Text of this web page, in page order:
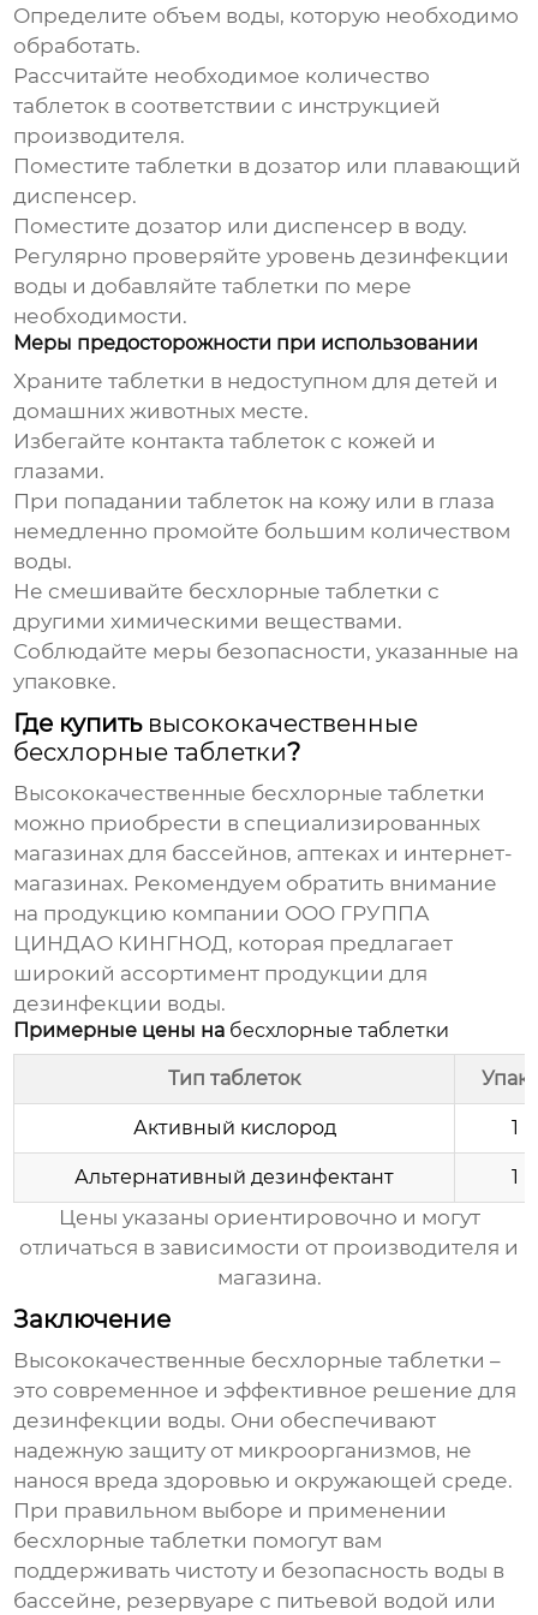
Определите объем воды, которую необходимо
обработать.
Рассчитайте необходимое количество
таблеток в соответствии с инструкцией
производителя.
Поместите таблетки в дозатор или плавающий
диспенсер.
Поместите дозатор или диспенсер в воду.
Регулярно проверяйте уровень дезинфекции
воды и добавляйте таблетки по мере
необходимости.
Меры предосторожности при использовании
Храните таблетки в недоступном для детей и
домашних животных месте.
Избегайте контакта таблеток с кожей и
глазами.
При попадании таблеток на кожу или в глаза
немедленно промойте большим количеством
воды.
Не смешивайте бесхлорные таблетки с
другими химическими веществами.
Соблюдайте меры безопасности, указанные на
упаковке.
Где купить высококачественные
бесхлорные таблетки?
Высококачественные бесхлорные таблетки
можно приобрести в специализированных
магазинах для бассейнов, аптеках и интернет-
магазинах. Рекомендуем обратить внимание
на продукцию компании ООО ГРУППА
ЦИНДАО КИНГНОД, которая предлагает
широкий ассортимент продукции для
дезинфекции воды.
Примерные цены на бесхлорные таблетки
Тип таблеток
Активный кислород 1
Альтернативный дезинфектант 1
Цены указаны ориентировочно и могут
отличаться в зависимости от производителя и
магазина.
Заключение
Высококачественные бесхлорные таблетки –
это современное и эффективное решение для
дезинфекции воды. Они обеспечивают
надежную защиту от микроорганизмов, не
нанося вреда здоровью и окружающей среде.
При правильном выборе и применении
бесхлорные таблетки помогут вам
поддерживать чистоту и безопасность воды в
бассейне, резервуаре с питьевой водой или